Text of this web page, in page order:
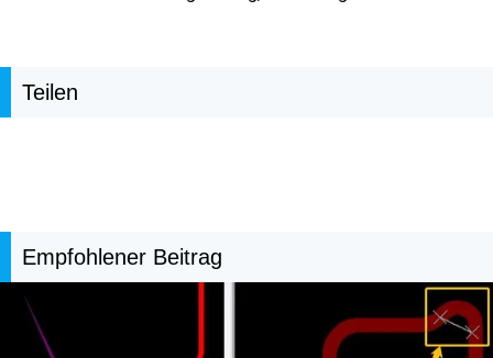
Teilen
Empfohlener Beitrag